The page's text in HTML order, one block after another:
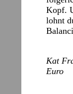
Kopf.
lohnt
Kat
Euro